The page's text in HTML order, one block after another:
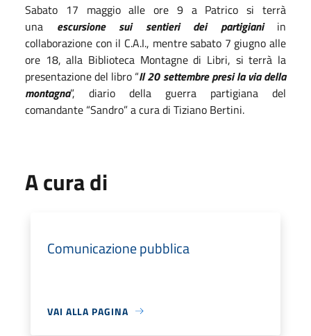
Sabato 17 maggio alle ore 9 a Patrico si terrà
una escursione sui sentieri dei partigianiin
collaborazione con il C.A.I., mentre sabato 7 giugno alle
ore 18, alla Biblioteca Montagne di Libri, si terrà la
presentazione del libro “Il 20 settembre presi la via della
montagna”, diario della guerra partigiana del
comandante “Sandro” a cura di Tiziano Bertini.
A cura di
Comunicazione pubblica
VAI ALLA PAGINA